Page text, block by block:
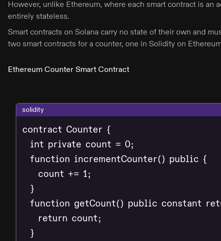
However, unlike Ethereum, where each smart contract is an
entirely stateless.
Smart contracts on Solana carry no state of their own and
two smart contracts for a counter, one in Solidity on
Ethereum Counter Smart Contract
solidity
contract Counter {
  int private count = 0;
  function incrementCounter() public {
    count += 1;
  }
function getCount() public constant
    return count;
  }